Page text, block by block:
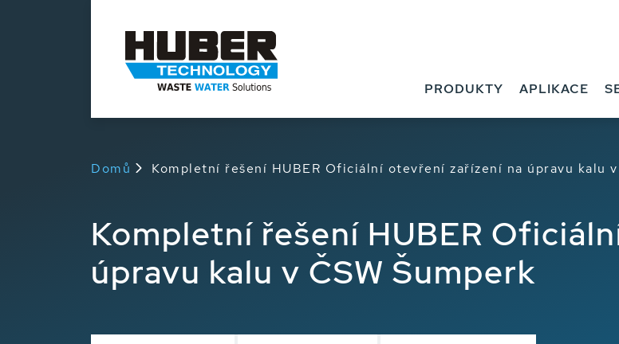
PRODUKTY APLIKACE
Domů Kompletní řešení HUBER Oficiální otevření zařízení na úpravu kalu v
Kompletní řešení HUBER
úpravu kalu v ČSW Šumperk